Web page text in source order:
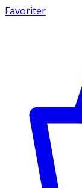
Favoriter